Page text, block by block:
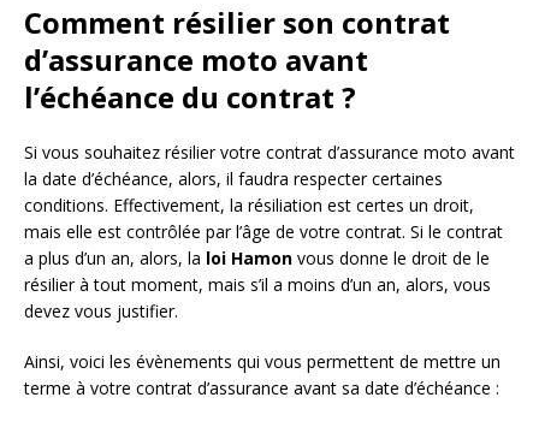
Comment résilier son contrat
d’assurance moto avant
l’échéance du contrat ?
Si vous souhaitez résilier votre contrat d’assurance moto avant
la date d’échéance, alors, il faudra respecter certaines
conditions. Effectivement, la résiliation est certes un droit,
mais elle est contrôlée par l’âge de votre contrat. Si le contrat
a plus d’un an, alors, la loi Hamon vous donne le droit de le
résilier à tout moment, mais s’il a moins d’un an, alors, vous
devez vous justifier.
Ainsi, voici les évènements qui vous permettent de mettre un
terme à votre contrat d’assurance avant sa date d’échéance :